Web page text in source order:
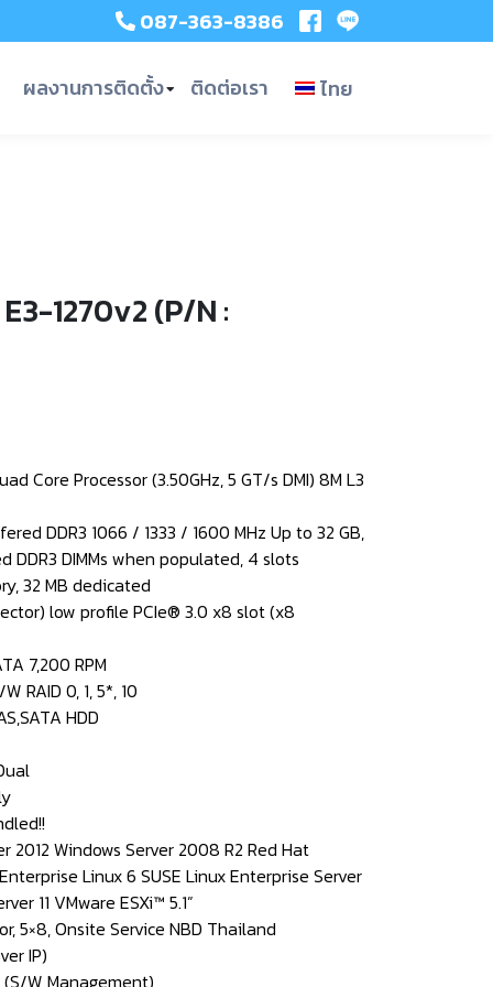
087-363-8386
ผลงานการติดตั้ง ติดต่อเรา ไทย
1270v2 (P/N :
Core Processor (3.50GHz, 5 GT/s DMI) 8M L3
DDR3 1066 / 1333 / 1600 MHz Up to 32 GB,
DDR3 DIMMs when populated, 4 slots
32 MB dedicated
low profile PCIe® 3.0 x8 slot (x8
7,200 RPM
RAID 0, 1, 5*, 10
HDD
2012 Windows Server 2008 R2 Red Hat
Linux 6 SUSE Linux Enterprise Server
11 VMware ESXi™ 5.1”
5×8, Onsite Service NBD Thailand
IP)